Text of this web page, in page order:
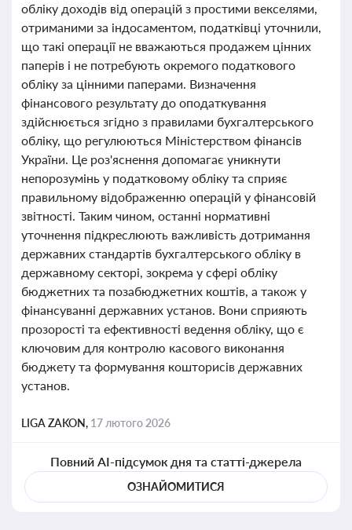
обліку доходів від операцій з простими векселями,
отриманими за індосаментом, податківці уточнили,
що такі операції не вважаються продажем цінних
паперів і не потребують окремого податкового
обліку за цінними паперами. Визначення
фінансового результату до оподаткування
здійснюється згідно з правилами бухгалтерського
обліку, що регулюються Міністерством фінансів
України. Це роз'яснення допомагає уникнути
непорозумінь у податковому обліку та сприяє
правильному відображенню операцій у фінансовій
звітності. Таким чином, останні нормативні
уточнення підкреслюють важливість дотримання
державних стандартів бухгалтерського обліку в
державному секторі, зокрема у сфері обліку
бюджетних та позабюджетних коштів, а також у
фінансуванні державних установ. Вони сприяють
прозорості та ефективності ведення обліку, що є
ключовим для контролю касового виконання
бюджету та формування кошторисів державних
установ.
LIGA ZAKON, 17 лютого 2026
Повний AI-підсумок дня та статті-джерела
ОЗНАЙОМИТИСЯ